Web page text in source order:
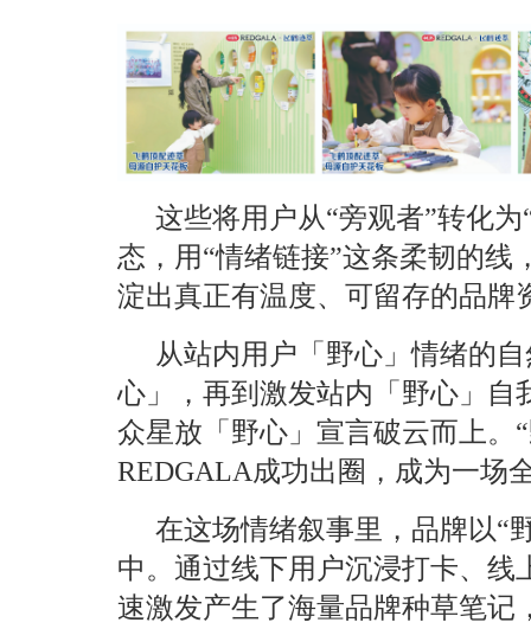
这些将用户从“旁观者”转化
态，用“情绪链接”这条柔韧的
淀出真正有温度、可留存的品牌
从站内用户「野心」情绪的
心」，再到激发站内「野心」自
众星放「野心」宣言破云而上。
REDGALA成功出圈，成为一场
在这场情绪叙事里，品牌以“
中。 通过线下用户沉浸打卡、线
速激发产生了海量品牌种草笔记